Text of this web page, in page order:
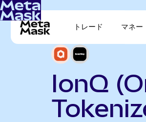
トレード マネー
IonQ